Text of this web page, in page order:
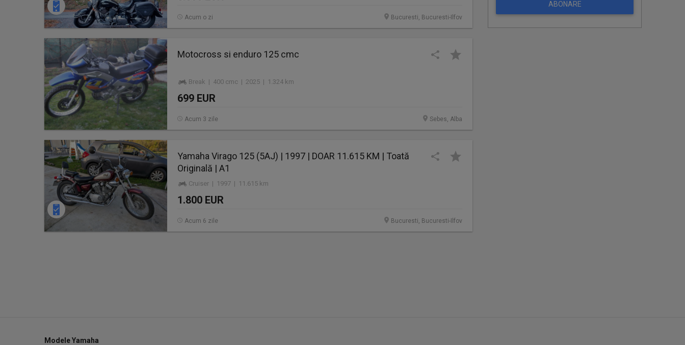
ABONARE
Bucuresti, Bucuresti-Ilfov
Acum o zi
Motocross si enduro 125 cmc
Break | 400 cmc | 2025 | 1.324 km
699 EUR
Sebes, Alba
Acum 3 zile
Yamaha Virago 125 (5AJ) | 1997 | DOAR 11.615 KM | Toată
Originală | A1
Cruiser | 1997 | 11.615 km
1.800 EUR
Bucuresti, Bucuresti-Ilfov
Acum 6 zile
Modele Yamaha